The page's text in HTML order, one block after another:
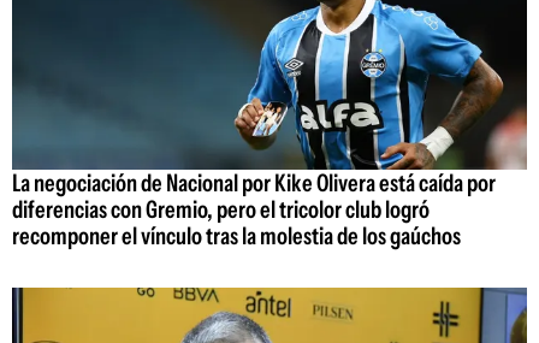
La negociación de Nacional por Kike Olivera está caída por
diferencias con Gremio, pero el tricolor club logró
recomponer el vínculo tras la molestia de los gaúchos